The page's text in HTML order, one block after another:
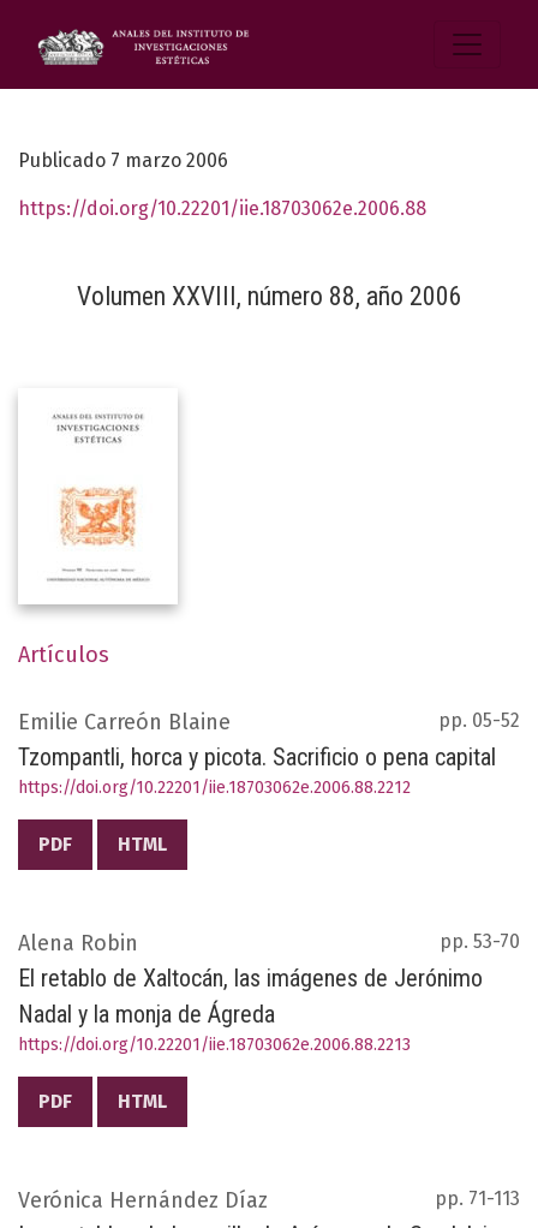
Publicado 7 marzo 2006
https://doi.org/10.22201/iie.18703062e.2006.88
Volumen XXVIII, número 88, año 2006
Artículos
Emilie Carreón Blaine pp. 05-52
Tzompantli, horca y picota. Sacrificio o pena capital
https://doi.org/10.22201/iie.18703062e.2006.88.2212
PDF HTML
Alena Robin pp. 53-70
El retablo de Xaltocán, las imágenes de Jerónimo
Nadal y la monja de Ágreda
https://doi.org/10.22201/iie.18703062e.2006.88.2213
PDF HTML
Verónica Hernández Díaz pp. 71-113